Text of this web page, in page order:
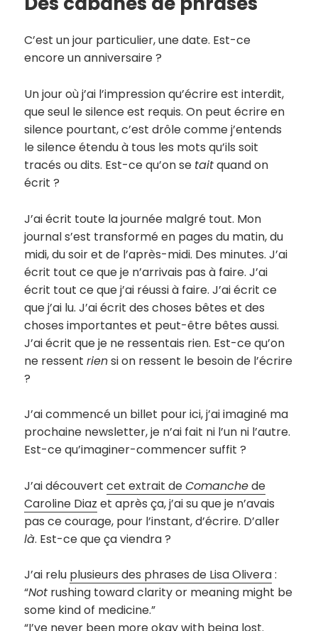
C’est un jour particulier, une date. Est-ce
encore un anniversaire ?
Un jour où j’ai l’impression qu’écrire est interdit,
que seul le silence est requis. On peut écrire en
silence pourtant, c’est drôle comme j’entends
le silence étendu à tous les mots qu’ils soit
tracés ou dits. Est-ce qu’on se taitquand on
écrit ?
J’ai écrit toute la journée malgré tout. Mon
journal s’est transformé en pages du matin, du
midi, du soir et de l’après-midi. Des minutes. J’ai
écrit tout ce que je n’arrivais pas à faire. J’ai
écrit tout ce que j’ai réussi à faire. J’ai écrit ce
que j’ai lu. J’ai écrit des choses bêtes et des
choses importantes et peut-être bêtes aussi.
J’ai écrit que je ne ressentais rien. Est-ce qu’on
ne ressentriensi on ressent le besoin de l’écrire
?
J’ai commencé un billet pour ici, j’ai imaginé ma
prochaine newsletter, je n’ai fait ni l’un ni l’autre.
Est-ce qu’imaginer-commencer suffit ?
J’ai découvertcet extrait deComanchede
Caroline Diaz et après ça, j’ai su que je n’avais
pas ce courage, pour l’instant, d’écrire. D’aller
là. Est-ce que ça viendra ?
J’ai relu plusieurs des phrases de Lisa Olivera:
“Not rushing toward clarity or meaning might be
some kind of medicine.”